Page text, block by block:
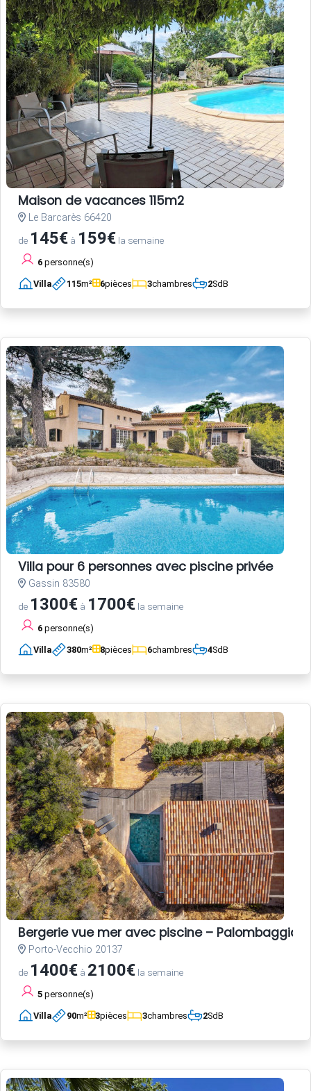
Maison de vacances 115m2
Le Barcarès 66420
de 145€ à 159€ la semaine
6 personne(s)
Villa 115m² 6pièces 3chambres 2SdB
Villa pour 6 personnes avec piscine privée
Gassin 83580
de 1300€ à 1700€ la semaine
6 personne(s)
Villa 380m² 8pièces 6chambres 4SdB
Bergerie vue mer avec piscine – Palombaggia,
Porto-Vecchio 20137
de 1400€ à 2100€ la semaine
5 personne(s)
Villa 90m² 3pièces 3chambres 2SdB